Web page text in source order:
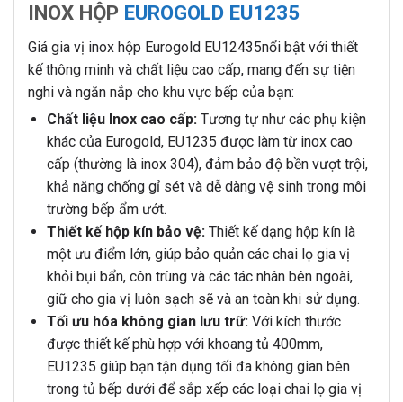
INOX HỘP EUROGOLD EU1235
Giá gia vị inox hộp Eurogold EU12435nổi bật với thiết
kế thông minh và chất liệu cao cấp, mang đến sự tiện
nghi và ngăn nắp cho khu vực bếp của bạn:
Chất liệu Inox cao cấp:Tương tự như các phụ kiện
khác của Eurogold, EU1235 được làm từ inox cao
cấp (thường là inox 304), đảm bảo độ bền vượt trội,
khả năng chống gỉ sét và dễ dàng vệ sinh trong môi
trường bếp ẩm ướt.
Thiết kế hộp kín bảo vệ:Thiết kế dạng hộp kín là
một ưu điểm lớn, giúp bảo quản các chai lọ gia vị
khỏi bụi bẩn, côn trùng và các tác nhân bên ngoài,
giữ cho gia vị luôn sạch sẽ và an toàn khi sử dụng.
Tối ưu hóa không gian lưu trữ:Với kích thước
được thiết kế phù hợp với khoang tủ 400mm,
EU1235 giúp bạn tận dụng tối đa không gian bên
trong tủ bếp dưới để sắp xếp các loại chai lọ gia vị